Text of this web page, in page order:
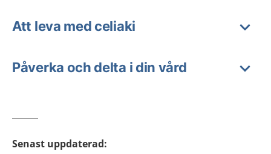
Att leva med celiaki
Påverka och delta i din vård
Senast uppdaterad: